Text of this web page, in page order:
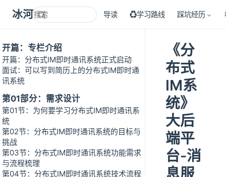
冰河技术 导读 ♻学习路线 踩坑经历
开篇：专栏介绍
开篇：分布式IM即时通讯系统正式启动
面试：可以写到简历上的分布式IM即时通
讯系统
第01部分：需求设计
第01节：为何要学习分布式IM即时通讯系
统
第02节：分布式IM即时通讯系统的目标与
挑战
第03节：分布式IM即时通讯系统功能需求
与流程梳理
第04节：分布式IM即时通讯系统技术流程
《分
布式
IM系
统》
大后
端平
台-消
息服